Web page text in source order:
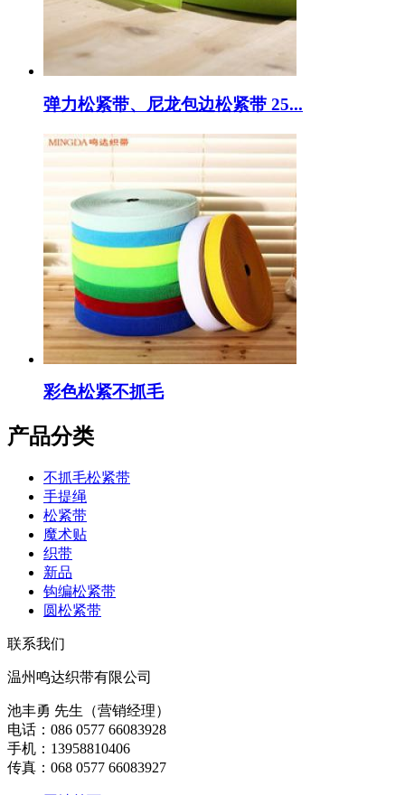
弹力松紧带、尼龙包边松紧带 25...
彩色松紧不抓毛
产品分类
不抓毛松紧带
手提绳
松紧带
魔术贴
织带
新品
钩编松紧带
圆松紧带
联系我们
温州鸣达织带有限公司
池丰勇 先生（营销经理）
电话：086 0577 66083928
手机：13958810406
传真：068 0577 66083927